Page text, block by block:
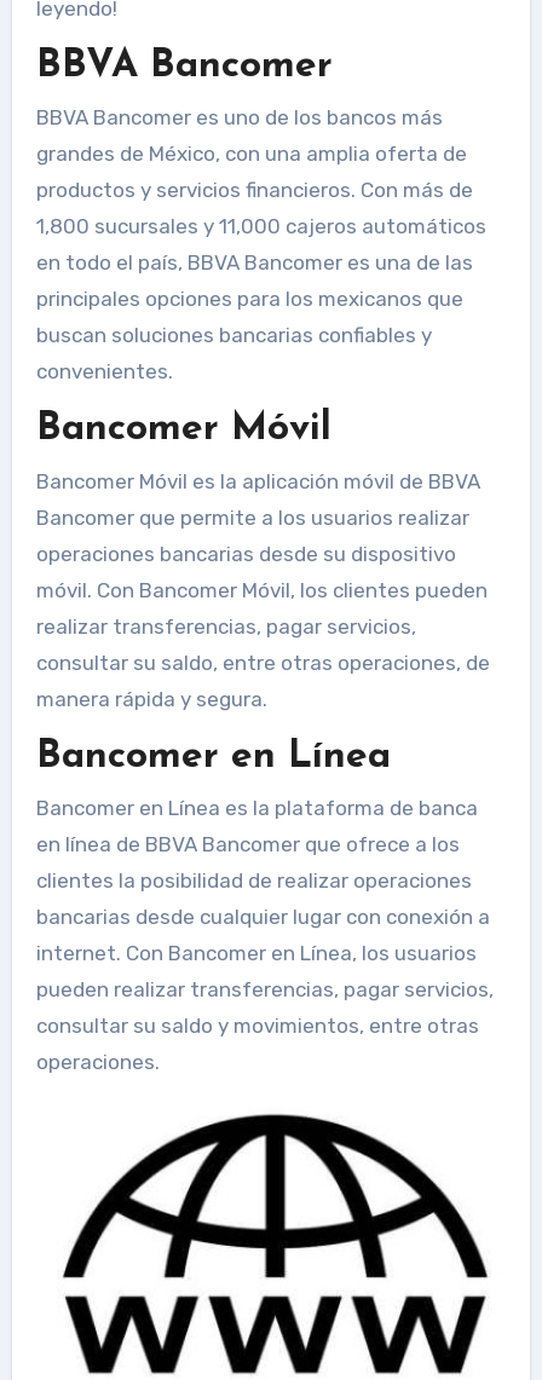
leyendo!
BBVA Bancomer
BBVA Bancomer es uno de los bancos más
grandes de México, con una amplia oferta de
productos y servicios financieros. Con más de
1,800 sucursales y 11,000 cajeros automáticos
en todo el país, BBVA Bancomer es una de las
principales opciones para los mexicanos que
buscan soluciones bancarias confiables y
convenientes.
Bancomer Móvil
Bancomer Móvil es la aplicación móvil de BBVA
Bancomer que permite a los usuarios realizar
operaciones bancarias desde su dispositivo
móvil. Con Bancomer Móvil, los clientes pueden
realizar transferencias, pagar servicios,
consultar su saldo, entre otras operaciones, de
manera rápida y segura.
Bancomer en Línea
Bancomer en Línea es la plataforma de banca
en línea de BBVA Bancomer que ofrece a los
clientes la posibilidad de realizar operaciones
bancarias desde cualquier lugar con conexión a
internet. Con Bancomer en Línea, los usuarios
pueden realizar transferencias, pagar servicios,
consultar su saldo y movimientos, entre otras
operaciones.